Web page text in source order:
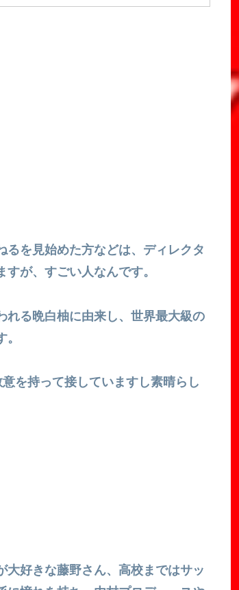
を見始めた方などは、ディレクタ
が、すごい人なんです。
れる晩白柚に由来し、世界最大級の
を持って接していますし素晴らし
大好きな藤野さん、高校まではサッ